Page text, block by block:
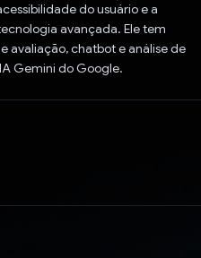
do usuário e a
avançada. Ele tem
avaliação, chatbot e análise de
Gemini do Google.